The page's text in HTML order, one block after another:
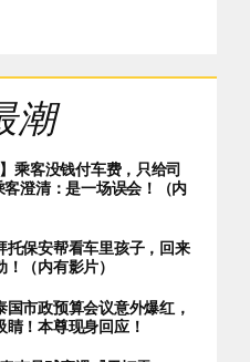
潮
】乘客没钱付车费，只给司
客澄清：是一场误会！（内
托保安帮看车里孩子，回来
（内有影片）
国市政预算会议意外爆红，
睛！本尊现身回应！